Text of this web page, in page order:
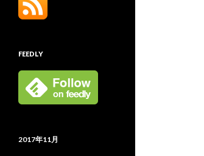
FEEDLY
2017年11月